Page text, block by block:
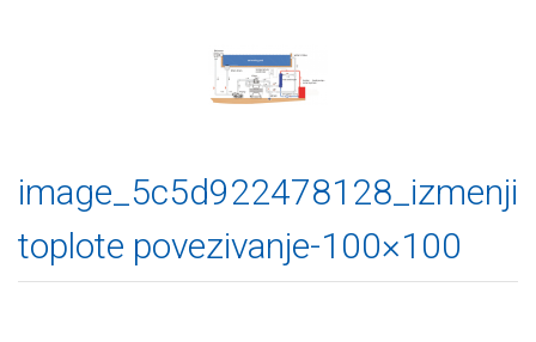
toplote povezivanje-100×100